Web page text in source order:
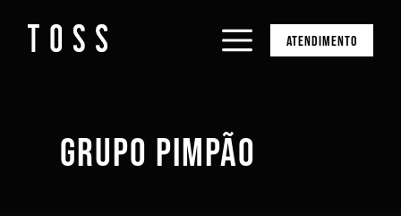
ATENDIMENTO
GRUPO PIMPÃO